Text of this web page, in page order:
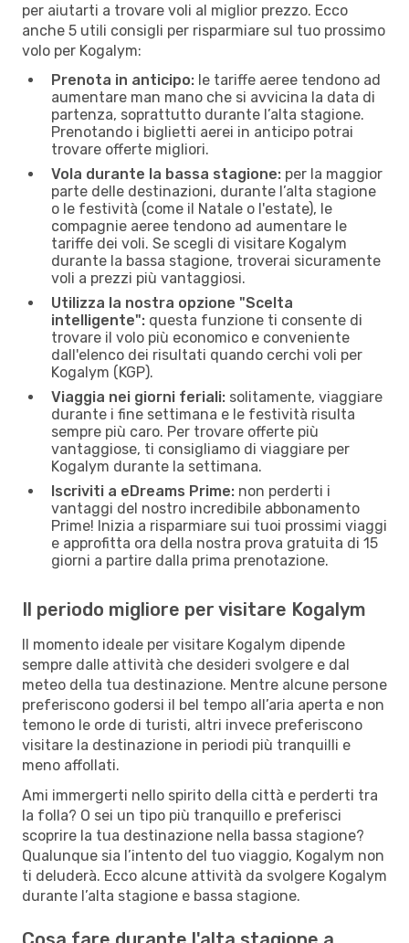
per aiutarti a trovare voli al miglior prezzo. Ecco
anche 5 utili consigli per risparmiare sul tuo prossimo
volo per Kogalym:
Prenota in anticipo: le tariffe aeree tendono ad
aumentare man mano che si avvicina la data di
partenza, soprattutto durante l’alta stagione.
Prenotando i biglietti aerei in anticipo potrai
trovare offerte migliori.
Vola durante la bassa stagione: per la maggior
parte delle destinazioni, durante l’alta stagione
o le festività (come il Natale o l'estate), le
compagnie aeree tendono ad aumentare le
tariffe dei voli. Se scegli di visitare Kogalym
durante la bassa stagione, troverai sicuramente
voli a prezzi più vantaggiosi.
Utilizza la nostra opzione "Scelta
intelligente": questa funzione ti consente di
trovare il volo più economico e conveniente
dall'elenco dei risultati quando cerchi voli per
Kogalym (KGP).
Viaggia nei giorni feriali: solitamente, viaggiare
durante i fine settimana e le festività risulta
sempre più caro. Per trovare offerte più
vantaggiose, ti consigliamo di viaggiare per
Kogalym durante la settimana.
Iscriviti a eDreams Prime: non perderti i
vantaggi del nostro incredibile abbonamento
Prime! Inizia a risparmiare sui tuoi prossimi viaggi
e approfitta ora della nostra prova gratuita di 15
giorni a partire dalla prima prenotazione.
Il periodo migliore per visitare Kogalym
Il momento ideale per visitare Kogalym dipende
sempre dalle attività che desideri svolgere e dal
meteo della tua destinazione. Mentre alcune persone
preferiscono godersi il bel tempo all’aria aperta e non
temono le orde di turisti, altri invece preferiscono
visitare la destinazione in periodi più tranquilli e
meno affollati.
Ami immergerti nello spirito della città e perderti tra
la folla? O sei un tipo più tranquillo e preferisci
scoprire la tua destinazione nella bassa stagione?
Qualunque sia l’intento del tuo viaggio, Kogalym non
ti deluderà. Ecco alcune attività da svolgere Kogalym
durante l’alta stagione e bassa stagione.